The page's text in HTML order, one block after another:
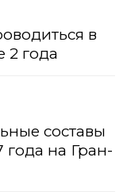
в
2 года
составы
года на Гран-